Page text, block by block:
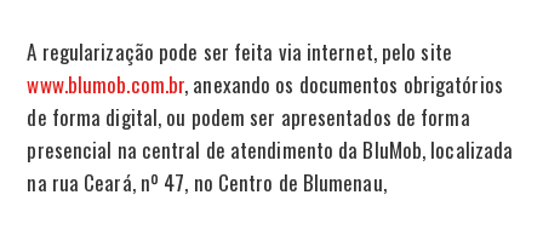
A regularização pode ser feita via internet, pelo site
www.blumob.com.br, anexando os documentos obrigatórios
de forma digital, ou podem ser apresentados de forma
presencial na central de atendimento da BluMob, localizada
na rua Ceará, nº 47, no Centro de Blumenau,